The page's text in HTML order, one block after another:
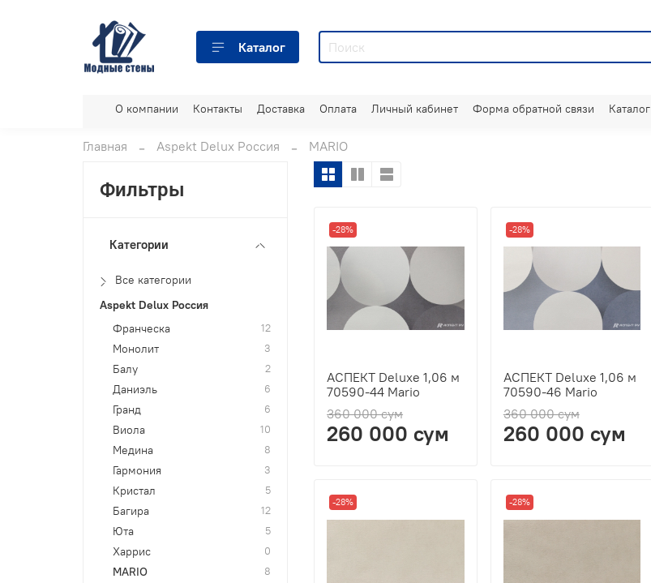
Каталог
О компании Контакты Доставка Оплата Личный кабинет Форма обратной связи Каталог
Главная Aspekt Delux Россия MARIO
-28%
АСПЕКТ Deluxe 1,06 м
70590-44 Mario
360 000 сум
260 000 сум
-28%
АСПЕКТ Deluxe 1,06 м
70590-46 Mario
360 000 сум
260 000 сум
-28% -28%
Фильтры
Категории
Все категории
Aspekt Delux Россия
Франческа
12
Монолит 3
Балу 2
Даниэль 6
Гранд 6
Виола 10
Медина 8
Гармония 3
Кристал 5
Багира 12
Юта 5
Харрис 0
MARIO 8